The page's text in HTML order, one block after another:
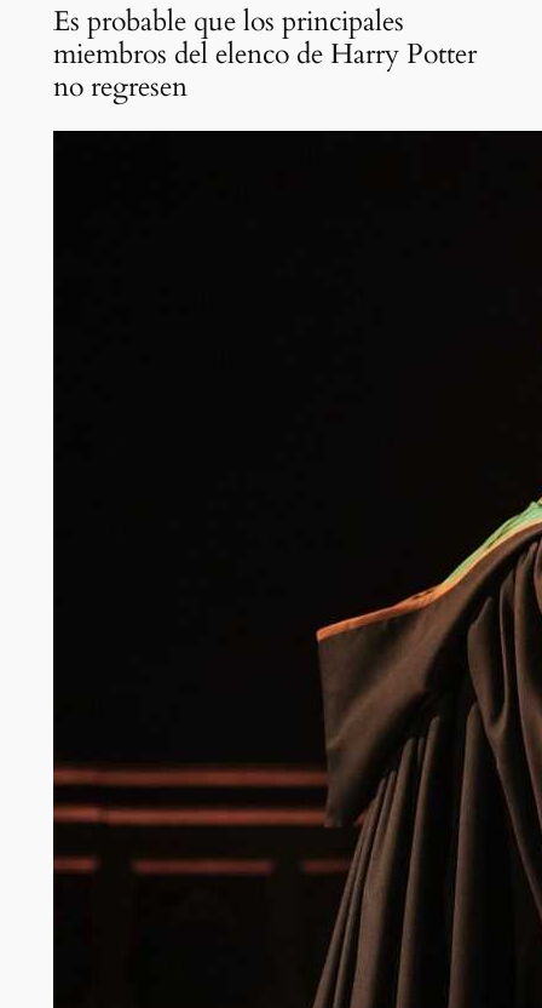
Es probable que los principales
miembros del elenco de Harry Potter
no regresen